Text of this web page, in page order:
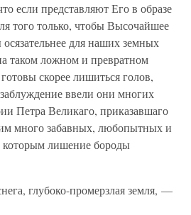
если представляют Его в образе
того только, чтобы Высочайшее
для наших земных
таком ложном и превратном
скорее лишиться голов,
ввели они многих
Петра Великаго, приказавшаго
много забавных, любопытных и
которым лишение бороды
глубоко-промерзлая земля, —